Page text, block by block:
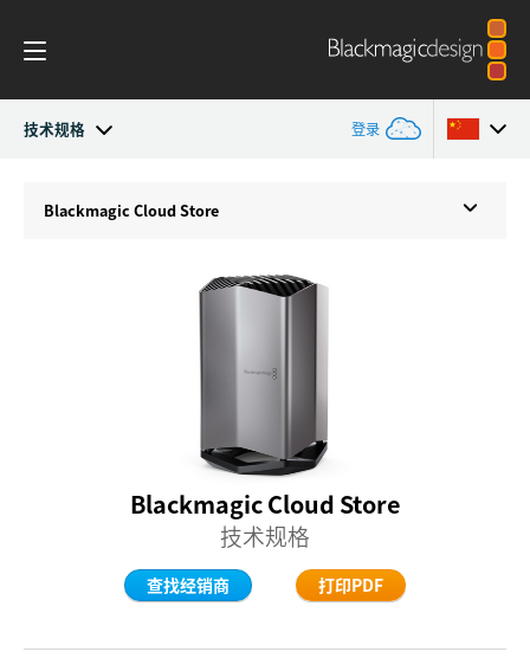
技术规格 登录
Argentina
Denmark
France
Blackmagic Cloud Store
Blackmagic Cloud Store
技术规格
查找经销商 打印PDF